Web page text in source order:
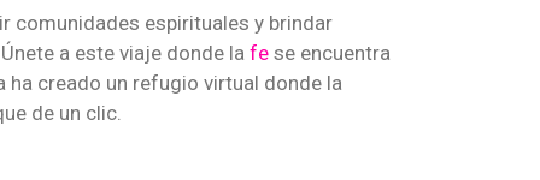
comunidades espirituales y brindar
a este viaje donde lafe se encuentra
ha creado un refugio virtual donde la
de un clic.